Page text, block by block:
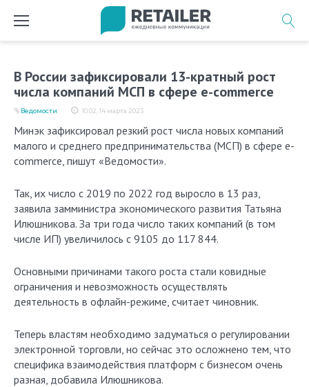
В России зафиксировали 13-кратный рост
числа компаний МСП в сфере e-commerce
10:02, 14 марта 2023
Ведомости
Минэк зафиксировал резкий рост числа новых компаний
малого и среднего предпринимательства (МСП) в сфере e-
commerce, пишут «Ведомости».
Так, их число с 2019 по 2022 год выросло в 13 раз,
заявила замминистра экономического развития Татьяна
Илюшникова. За три года число таких компаний (в том
числе ИП) увеличилось с 9105 до 117 844.
Основными причинами такого роста стали ковидные
ограничения и невозможность осуществлять
деятельность в офлайн-режиме, cчитает чиновник.
Теперь властям необходимо задуматься о регулировании
электронной торговли, но сейчас это осложнено тем, что
специфика взаимодействия платформ с бизнесом очень
разная, добавила Илюшникова.